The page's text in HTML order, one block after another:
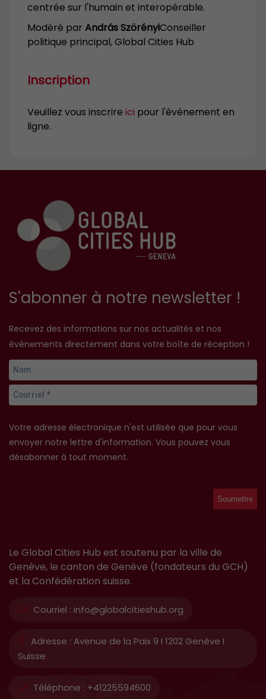
centrée sur l'humain et interopérable.
Modéré par András SzörényiConseiller
politique principal, Global Cities Hub
Inscription
Veuillez vous inscrire ici pour l'événement en
ligne.
S'abonner à notre newsletter !
Recevez des informations sur nos actualités et nos
événements directement dans votre boîte de réception !
Votre adresse électronique n'est utilisée que pour vous
envoyer notre lettre d'information. Vous pouvez vous
désabonner à tout moment.
Le Global Cities Hub est soutenu par la ville de
Genève, le canton de Genève (fondateurs du GCH)
et la Confédération suisse.
Courriel : info@globalcitieshub.org
Adresse : Avenue de la Paix 9 I 1202 Genève I
Suisse
Téléphone : +41225594600